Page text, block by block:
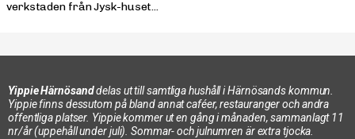
verkstaden från Jysk-huset...
Yippie Härnösanddelas ut till samtliga hushåll i Härnösands kommun.
Yippie finns dessutom på bland annat caféer, restauranger och andra
offentliga platser. Yippie kommer ut en gång i månaden, sammanlagt 11
nr/år (uppehåll under juli). Sommar- och julnumren är extra tjocka.